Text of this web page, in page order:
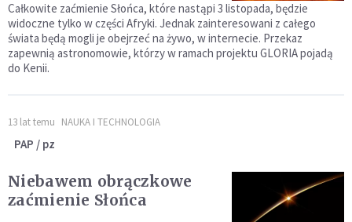
Całkowite zaćmienie Słońca, które nastąpi 3 listopada, będzie
widoczne tylko w części Afryki. Jednak zainteresowani z całego
świata będą mogli je obejrzeć na żywo, w internecie. Przekaz
zapewnią astronomowie, którzy w ramach projektu GLORIA pojadą
do Kenii.
13 lat temu NAUKA I TECHNOLOGIA
PAP / pz
Niebawem obrączkowe
zaćmienie Słońca